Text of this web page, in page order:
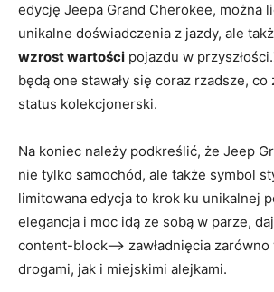
edycję Jeepa Grand Cherokee, można
unikalne doświadczenia z jazdy, ale
wzrost wartości pojazdu w
będą one stawały się coraz rzadsze, co
status kolekcjonerski.
Na koniec należy podkreślić, że Jeep
nie tylko samochód, ale także symbol
limitowana edycja to krok ku unikalnej
elegancja i moc idą ze sobą w parze,
content-block--> zawładnięcia
drogami, jak i miejskimi alejkami.